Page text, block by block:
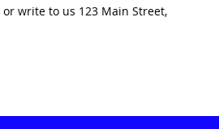
or write to us 123 Main Street,